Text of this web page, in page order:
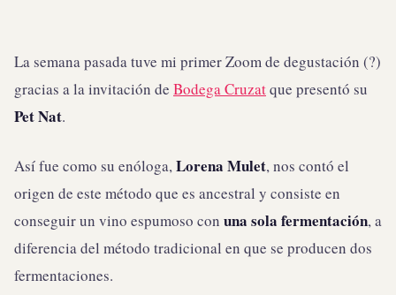
La semana pasada tuve mi primer Zoom de degustación (?)
gracias a la invitación de Bodega Cruzatque presentó su
Pet Nat.
Así fue como su enóloga,Lorena Mulet, nos contó el
origen de este método que es ancestral y consiste en
conseguir un vino espumoso con una sola fermentación, a
diferencia del método tradicional en que se producen dos
fermentaciones.